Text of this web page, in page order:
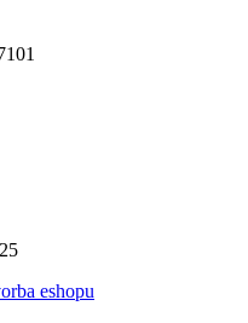
eshopu